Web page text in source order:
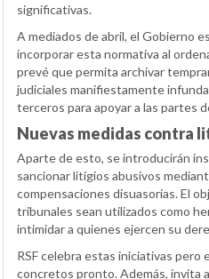
significativas.
A mediados de abril, el Gobierno
incorporar esta normativa al
prevé que permita archivar
judiciales manifiestamente
terceros para apoyar a las partes
Nuevas medidas contra
Aparte de esto, se introducirán
sancionar litigios abusivos
compensaciones disuasorias. El
tribunales sean utilizados como
intimidar a quienes ejercen su
RSF celebra estas iniciativas pero
concretos pronto. Además, invita